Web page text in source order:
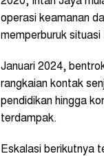
operasi keamanan
memperburuk
Januari 2024,
rangkaian kontak
pendidikan hingga
terdampak.
Eskalasi berikutnya